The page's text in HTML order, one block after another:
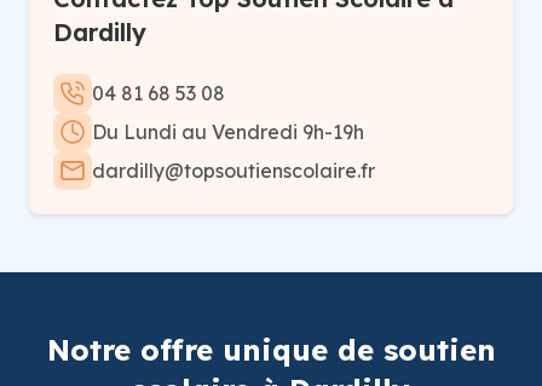
Dardilly
04 81 68 53 08
Du Lundi au Vendredi 9h-19h
dardilly@topsoutienscolaire.fr
Notre offre unique de soutien